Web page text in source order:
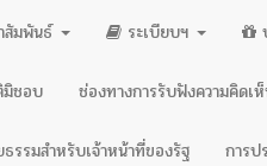
สัมพันธ์ ระเบียบฯ
มิชอบ ช่องทางการรับฟังความคิดเ
ธรรมสำหรับเจ้าหน้าที่ของรัฐ การป